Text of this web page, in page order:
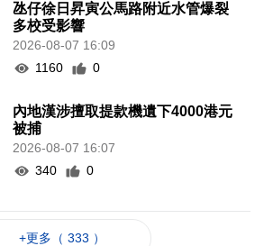
氹仔徐日昇寅公馬路附近水管爆裂
多校受影響
2026-08-07 16:09
1160
0
內地漢涉擅取提款機遺下4000港元
被捕
2026-08-07 16:07
340
0
+更多（ 333 ）